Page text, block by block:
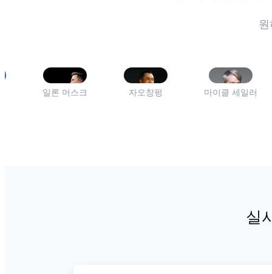
일론 머스크 자오창펑 마이클 세일러
실